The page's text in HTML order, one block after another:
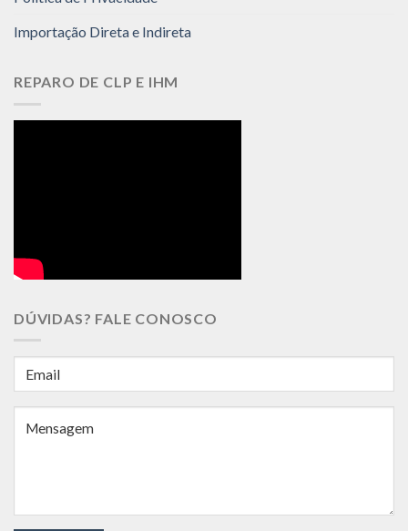
Importação Direta e Indireta
REPARO DE CLP E IHM
DÚVIDAS? FALE CONOSCO